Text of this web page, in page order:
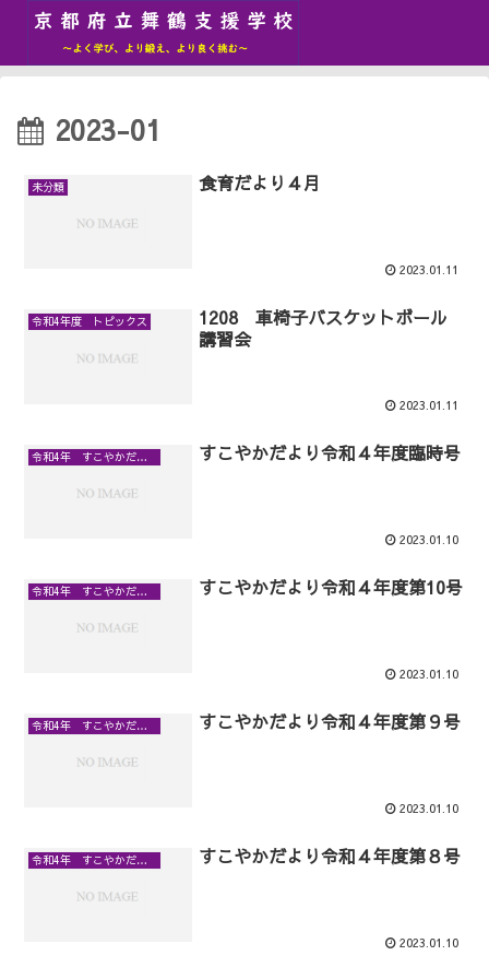
2023-01
未分類 食育だより４月
2023.01.11
令和4年度 トピックス
1208 車椅子バスケットボール
講習会
2023.01.11
令和4年 すこやかだより すこやかだより令和４年度臨時号
2023.01.10
令和4年 すこやかだより すこやかだより令和４年度第10号
2023.01.10
令和4年 すこやかだより すこやかだより令和４年度第９号
2023.01.10
令和4年 すこやかだより すこやかだより令和４年度第８号
2023.01.10